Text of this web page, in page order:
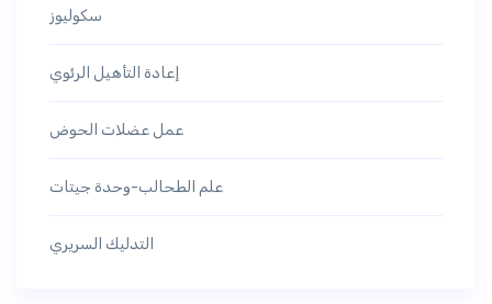
سكوليوز
إعادة التأهيل الرئوي
عمل عضلات الحوض
علم الطحالب-وحدة جيتات
التدليك السريري